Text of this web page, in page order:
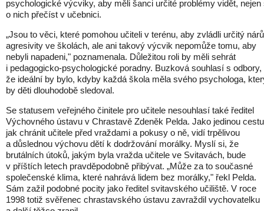
psychologické výcviky, aby měli šanci určité problémy vidět, nejen
o nich přečíst v učebnici.
„Jsou to věci, které pomohou učiteli v terénu, aby zvládli určitý
agresivity ve školách, ale ani takový výcvik nepomůže tomu, aby
nebyli napadeni," poznamenala. Důležitou roli by měli sehrát
i pedagogicko-psychologické poradny. Buzková souhlasí s odbory,
že ideální by bylo, kdyby každá škola měla svého psychologa,
by děti dlouhodobě sledoval.
Se statusem veřejného činitele pro učitele nesouhlasí také ředitel
Výchovného ústavu v Chrastavě Zdeněk Pelda. Jako jedinou
jak chránit učitele před vraždami a pokusy o ně, vidí trpělivou
a důslednou výchovu dětí k dodržování morálky. Myslí si, že
brutálních útoků, jakým byla vražda učitele ve Svitavách, bude
v příštích letech pravděpodobně přibývat. „Může za to současné
společenské klima, které nahrává lidem bez morálky," řekl Pelda.
Sám zažil podobné pocity jako ředitel svitavského učiliště. V roce
1998 totiž svěřenec chrastavského ústavu zavraždil vychovatelku